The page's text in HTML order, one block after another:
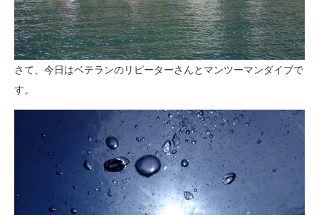
さて、今日はベテランのリピーターさんとマンツーマンダイブで
す。